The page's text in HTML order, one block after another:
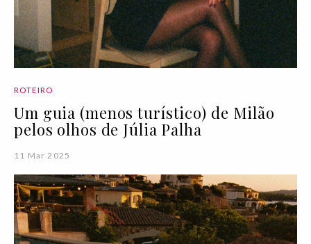
ROTEIRO
Um guia (menos turístico) de Milão
pelos olhos de Júlia Palha
11 Mar 2025